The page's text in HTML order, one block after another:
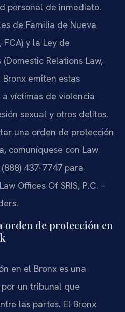
personal de inmediato.
de Familia de Nueva
y la Ley de
Relations Law,
Bronx emiten estas
víctimas de violencia
sexual y otros delitos.
una orden de protección
comuníquese con Law
437-7747 para
Offices Of SRIS, P.C. –
orden de protección en
en el Bronx es una
un tribunal que
las partes. El Bronx